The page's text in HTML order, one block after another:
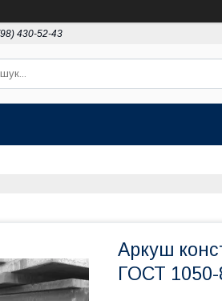
430-52-43
Аркуш
ГОСТ 1050-